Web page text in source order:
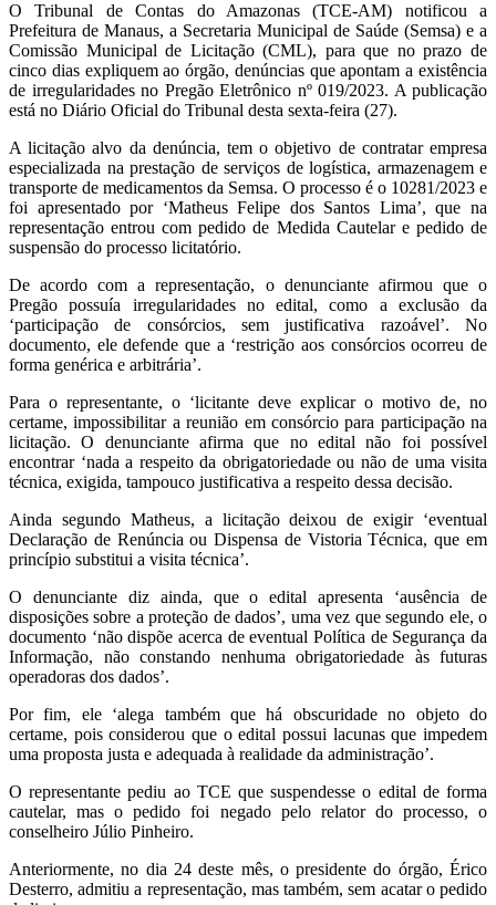
OTribunal de Contas do Amazonas(TCE-AM) notificou a
Prefeitura de Manaus, a Secretaria Municipal de Saúde (Semsa) e a
Comissão Municipal de Licitação (CML), para que no prazo de
cinco dias expliquem ao órgão, denúncias que apontam a existência
de irregularidades no Pregão Eletrônico nº 019/2023. A publicação
está no Diário Oficial do Tribunal desta sexta-feira (27).
A licitação alvo da denúncia, tem o objetivo de contratar empresa
especializada na prestação de serviços de logística, armazenagem e
transporte de medicamentos da Semsa. O processo é o 10281/2023 e
foi apresentado por ‘Matheus Felipe dos Santos Lima’, que na
representação entrou com pedido de Medida Cautelar e pedido de
suspensão do processo licitatório.
De acordo com a representação, o denunciante afirmou que o
Pregão possuía irregularidades no edital, como a exclusão da
‘participação de consórcios, sem justificativa razoável’. No
documento, ele defende que a ‘restrição aos consórcios ocorreu de
forma genérica e arbitrária’.
Para o representante, o ‘licitante deve explicar o motivo de, no
certame, impossibilitar a reunião em consórcio para participação na
licitação. O denunciante afirma que no edital não foi possível
encontrar ‘nada a respeito da obrigatoriedade ou não de uma visita
técnica, exigida, tampouco justificativa a respeito dessa decisão.
Ainda segundo Matheus, a licitação deixou de exigir ‘eventual
Declaração de Renúncia ou Dispensa de Vistoria Técnica, que em
princípio substitui a visita técnica’.
O denunciante diz ainda, que o edital apresenta ‘ausência de
disposições sobre a proteção de dados’, uma vez que segundo ele, o
documento ‘não dispõe acerca de eventual Política de Segurança da
Informação, não constando nenhuma obrigatoriedade às futuras
operadoras dos dados’.
Por fim, ele ‘alega também que há obscuridade no objeto do
certame, pois considerou que o edital possui lacunas que impedem
uma proposta justa e adequada à realidade da administração’.
O representante pediu ao TCE que suspendesse o edital de forma
cautelar, mas o pedido foi negado pelo relator do processo, o
conselheiro Júlio Pinheiro.
Anteriormente, no dia 24 deste mês, o presidente do órgão, Érico
Desterro, admitiu a representação, mas também, sem acatar o pedido